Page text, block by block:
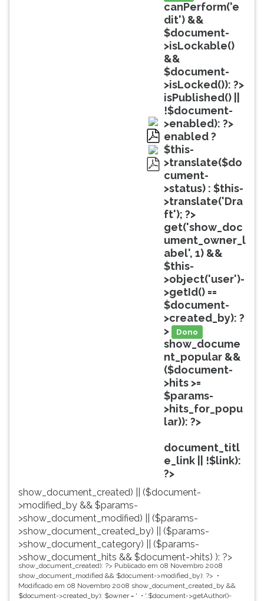
pdf
pdf
canPerform('e
dit') &&
$document-
>isLockable()
&&
$document-
>isLocked()): ?>
isPublished() ||
!$document-
>enabled): ?>
enabled ?
$this-
>translate($do
cument-
>status) : $this-
>translate('Dra
ft'); ?>
get('show_doc
ument_owner_l
abel', 1) &&
$this-
>object('user')-
>getId() ==
$document-
>created_by): ?
>
Dono
show_docume
nt_popular &&
($document-
>hits >=
$params-
>hits_for_popu
lar)): ?>
document_titl
e_link || !$link):
?>
show_document_created) || ($document-
>modified_by && $params-
>show_document_modified) || ($params-
>show_document_created_by) || ($params-
>show_document_category) || ($params-
>show_document_hits && $document->hits) ): ?>
show_document_created): ?> Publicado em 08 Novembro 2008
show_document_modified && $document->modified_by): ?>
Modificado em 08 Novembro 2008 show_document_created_by &&
$document->created_by): $owner = '
'.$document->getAuthor()-